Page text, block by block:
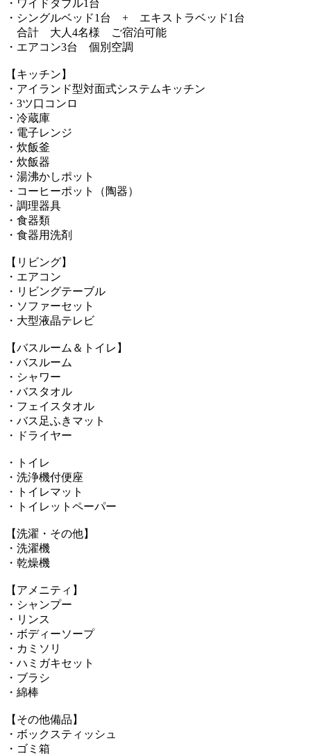
・ワイドダブル1台
・シングルベッド1台 + エキストラベッド1台
合計 大人4名様 ご宿泊可能
・エアコン3台 個別空調
【キッチン】
・アイランド型対面式システムキッチン
・3ツ口コンロ
・冷蔵庫
・電子レンジ
・炊飯釜
・炊飯器
・湯沸かしポット
・コーヒーポット（陶器）
・調理器具
・食器類
・食器用洗剤
【リビング】
・エアコン
・リビングテーブル
・ソファーセット
・大型液晶テレビ
【バスルーム＆トイレ】
・バスルーム
・シャワー
・バスタオル
・フェイスタオル
・バス足ふきマット
・ドライヤー
・トイレ
・洗浄機付便座
・トイレマット
・トイレットペーパー
【洗濯・その他】
・洗濯機
・乾燥機
【アメニティ】
・シャンプー
・リンス
・ボディーソープ
・カミソリ
・ハミガキセット
・ブラシ
・綿棒
【その他備品】
・ボックスティッシュ
・ゴミ箱